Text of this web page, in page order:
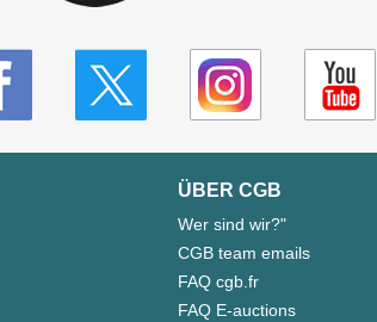
ÜBER CGB
Wer sind wir?"
CGB team emails
FAQ cgb.fr
FAQ E-auctions